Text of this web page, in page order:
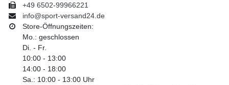
+49 6502-99966221
info@sport-versand24.de
Store-Öffnungszeiten:
Mo.: geschlossen
Di. - Fr.
10:00 - 13:00
14:00 - 18:00
Sa.: 10:00 - 13:00 Uhr